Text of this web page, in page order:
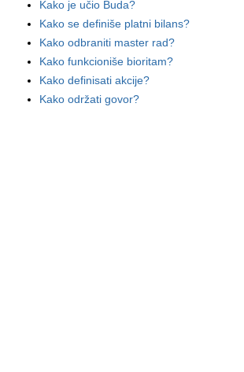
Kako je učio Buda?
Kako se definiše platni bilans?
Kako odbraniti master rad?
Kako funkcioniše bioritam?
Kako definisati akcije?
Kako održati govor?